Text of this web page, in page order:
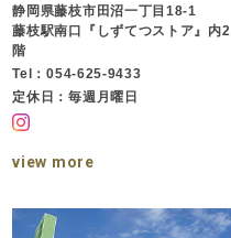
静岡県藤枝市田沼一丁目18-1
藤枝駅南口『しずてつストア』内2
階
Tel：054-625-9433
定休日：毎週月曜日
view more